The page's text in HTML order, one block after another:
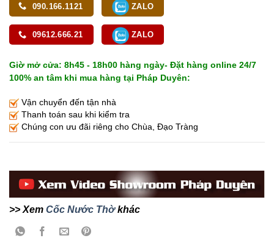
090.166.1121 ZALO
09612.666.21 ZALO
Giờ mở cửa: 8h45 - 18h00 hàng ngày- Đặt hàng online 24/7
100% an tâm khi mua hàng tại Pháp Duyên:
Vận chuyển đến tận nhà
Thanh toán sau khi kiểm tra
Chúng con ưu đãi riêng cho Chùa, Đạo Tràng
>> Xem Cốc Nước Thờkhác